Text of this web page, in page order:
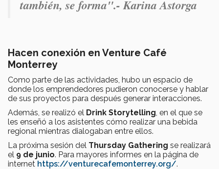
también, se forma".- Karina Astorga
Hacen conexión en Venture Café
Monterrey
Como parte de las actividades, hubo un espacio de
donde los emprendedores pudieron conocerse y hablar
de sus proyectos para después generar interacciones.
Además, se realizó el Drink Storytelling , en el que se
les enseñó a los asistentes cómo realizar una bebida
regional mientras dialogaban entre ellos.
La próxima sesión del Thursday Gathering se realizará
el 9 de junio. Para mayores informes en la página de
internet https://venturecafemonterrey.org/.